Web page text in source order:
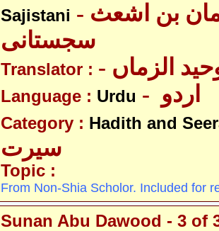
Sajistani - ابو داؤد سلیمان بن اشعث
سجستانی
Translator : الزماں
Language : Urdu
Category : Hadith and
سیرت
Topic :
From Non-Shia Scholor. Included for
Sunan Abu Dawood - 3 of